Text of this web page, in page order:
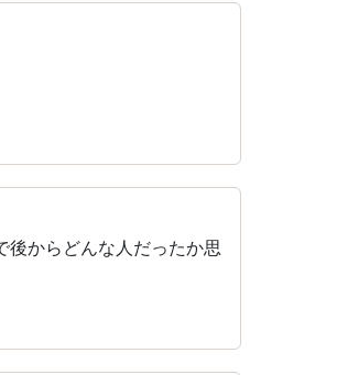
後からどんな人だったか思